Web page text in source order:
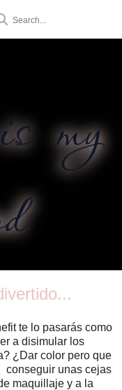
my
te lo pasarás como
a disimular los
¿Dar color pero que
unas cejas
maquillaje y a la